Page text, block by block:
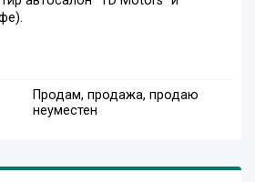
Продам, продажа, продаю
неуместен